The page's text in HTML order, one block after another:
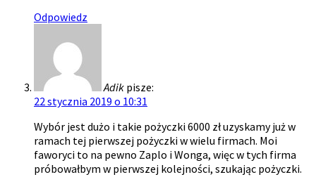
Odpowiedz
Adik pisze:
22 stycznia 2019 o 10:31
Wybór jest dużo i takie pożyczki 6000 zł uzyskamy już w
ramach tej pierwszej pożyczki w wielu firmach. Moi
faworyci to na pewno Zaplo i Wonga, więc w tych firma
próbowałbym w pierwszej kolejności, szukając pożyczki.